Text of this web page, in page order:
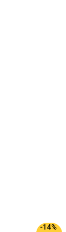
-14%